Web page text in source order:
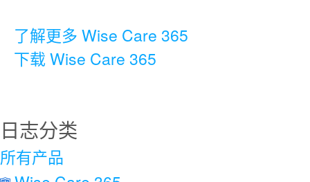
了解更多 Wise Care 365
下载 Wise Care 365
日志分类
所有产品